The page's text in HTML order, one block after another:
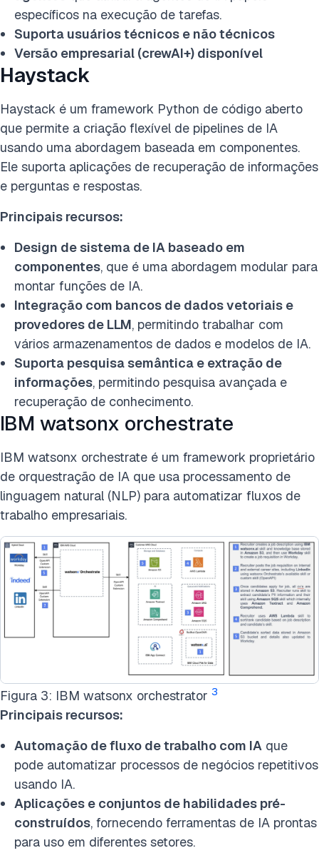
específicos na execução de tarefas.
Suporta usuários técnicos e não técnicos
Versão empresarial (crewAI+) disponível
Haystack
Haystack é um framework Python de código aberto
que permite a criação flexível de pipelines de IA
usando uma abordagem baseada em componentes.
Ele suporta aplicações de recuperação de informações
e perguntas e respostas.
Principais recursos:
Design de sistema de IA baseado em
componentes, que é uma abordagem modular para
montar funções de IA.
Integração com bancos de dados vetoriais e
provedores de LLM, permitindo trabalhar com
vários armazenamentos de dados e modelos de IA.
Suporta pesquisa semântica e extração de
informações, permitindo pesquisa avançada e
recuperação de conhecimento.
IBM watsonx orchestrate
IBM watsonx orchestrate é um framework proprietário
de orquestração de IA que usa processamento de
linguagem natural (NLP) para automatizar fluxos de
trabalho empresariais.
Figura 3: IBM watsonx orchestrator 3
Principais recursos:
Automação de fluxo de trabalho com IA que
pode automatizar processos de negócios repetitivos
usando IA.
Aplicações e conjuntos de habilidades pré-
construídos, fornecendo ferramentas de IA prontas
para uso em diferentes setores.